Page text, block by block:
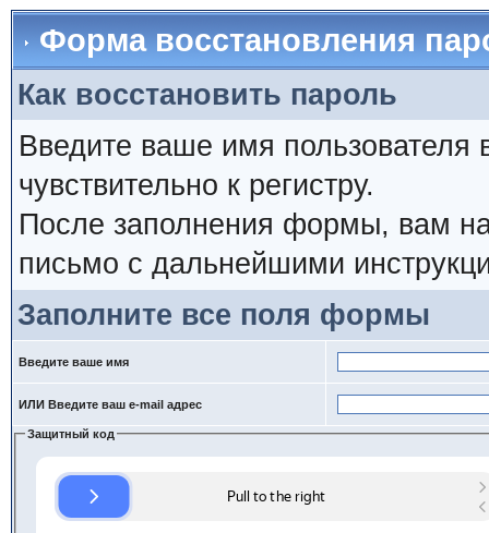
Форма восстановления
Как восстановить пароль
Введите ваше имя
чувствительно к регистру.
После заполнения формы, вам на
письмо с дальнейшими
Заполните все поля формы
Введите ваше имя
ИЛИ Введите ваш e-mail адрес
Защитный код